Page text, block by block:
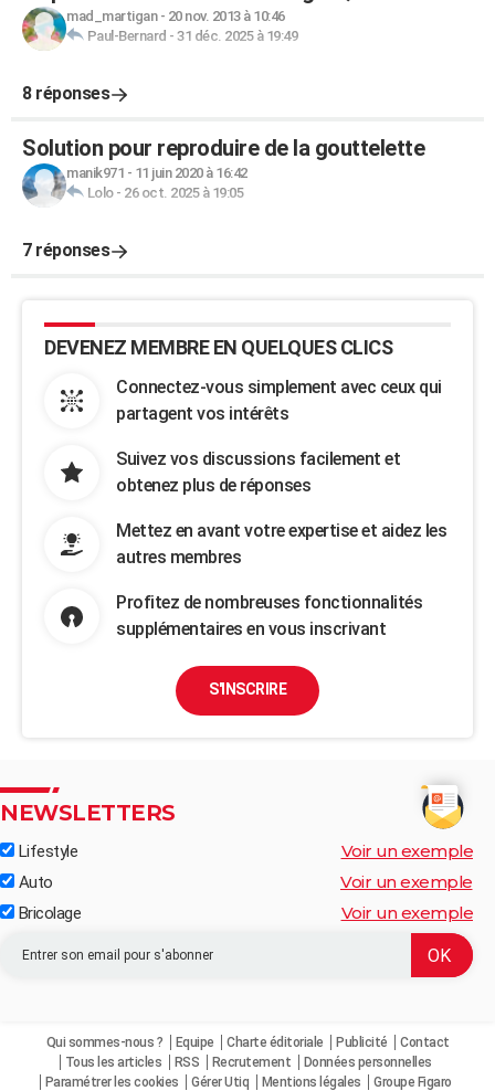
mad_martigan- 20 nov. 2013 à 10:46
Paul-Bernard - 31 déc. 2025 à 19:49
8 réponses
Solution pour reproduire de la gouttelette
manik971 - 11 juin 2020 à 16:42
Lolo- 26 oct. 2025 à 19:05
7 réponses
DEVENEZ MEMBRE EN QUELQUES CLICS
Connectez-vous simplement avec ceux qui
partagent vos intérêts
Suivez vos discussions facilement et
obtenez plus de réponses
Mettez en avant votre expertise et aidez les
autres membres
Profitez de nombreuses fonctionnalités
supplémentaires en vous inscrivant
S'INSCRIRE
NEWSLETTERS
Lifestyle Voir un exemple
Auto Voir un exemple
Bricolage Voir un exemple
Qui sommes-nous ? Equipe Charte éditoriale Publicité
Contact
Tous les articles
RSS Recrutement
Données personnelles
Paramétrer les cookies
Gérer Utiq Mentions légales Groupe Figaro